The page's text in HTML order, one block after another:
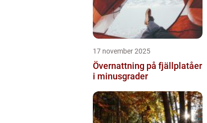
17 november 2025
Övernattning på fjällplatåer
i minusgrader